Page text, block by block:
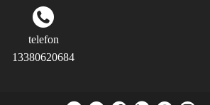
telefon
13380620684